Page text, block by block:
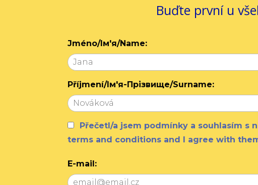
Buďte první u
Jméno/Ім'я/Name:
Příjmení/Ім'я-Прізвище/Surname:
Přečetl/a jsem podmínky a souhlasím s
terms and conditions and I agree with
E-mail: